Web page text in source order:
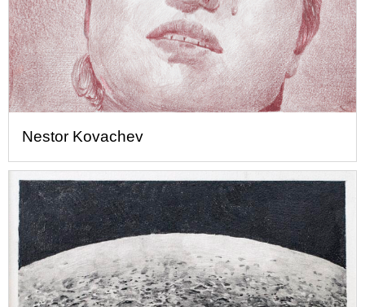
Nestor Kovachev